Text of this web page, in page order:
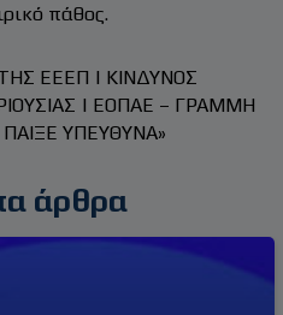
πάθος.
ΕΕΕΠ | ΚΙΝΔΥΝΟΣ
| ΕΟΠΑΕ – ΓΡΑΜΜΗ
ΥΠΕΥΘΥΝΑ»
άρθρα